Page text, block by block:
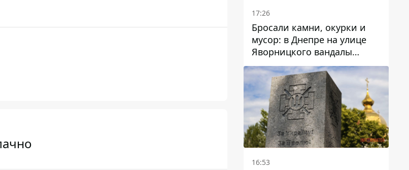
17:26
Бросали камни, окурки и
мусор: в Днепре на улице
Яворницкого вандалы
повредили питьевые
фонтаны
16:53